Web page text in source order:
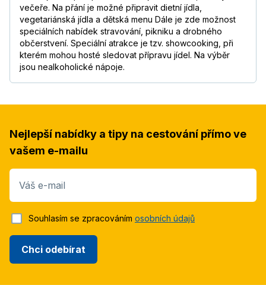
večeře. Na přání je možné připravit dietní jídla,
vegetariánská jídla a dětská menu Dále je zde možnost
speciálních nabídek stravování, pikniku a drobného
občerstvení. Speciální atrakce je tzv. showcooking, při
kterém mohou hosté sledovat přípravu jídel. Na výběr
jsou nealkoholické nápoje.
Nejlepší nabídky a tipy na cestování přímo ve
vašem e-mailu
Váš e-mail
Chci odebírat
Souhlasím se zpracováním osobních údajů